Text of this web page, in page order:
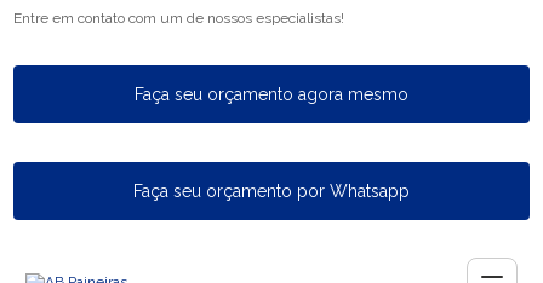
Entre em contato com um de nossos especialistas!
Faça seu orçamento agora mesmo
Faça seu orçamento por Whatsapp